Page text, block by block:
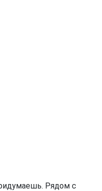
Рядом с